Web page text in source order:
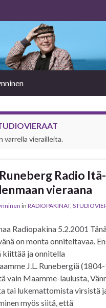
varrella vierailleita.
Radio Itä-
vieraana
in RADIOPAKINAT,
Radiopakina 5.2.2001
on monta onniteltavaa.
ja onnitella
J.L. Runebergiä (1804-
vain Maamme-laulusta,
tai lukemattomista virsistä
myös siitä, että